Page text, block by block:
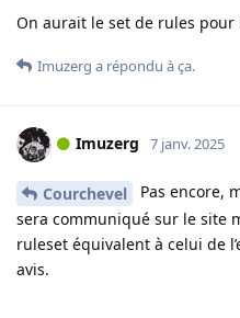
On aurait le set de rules pour
Imuzerg a répondu à ça.
Imuzerg 7 janv. 2025
Courchevel
Pas encore,
sera communiqué sur le site
ruleset équivalent à celui de
avis.